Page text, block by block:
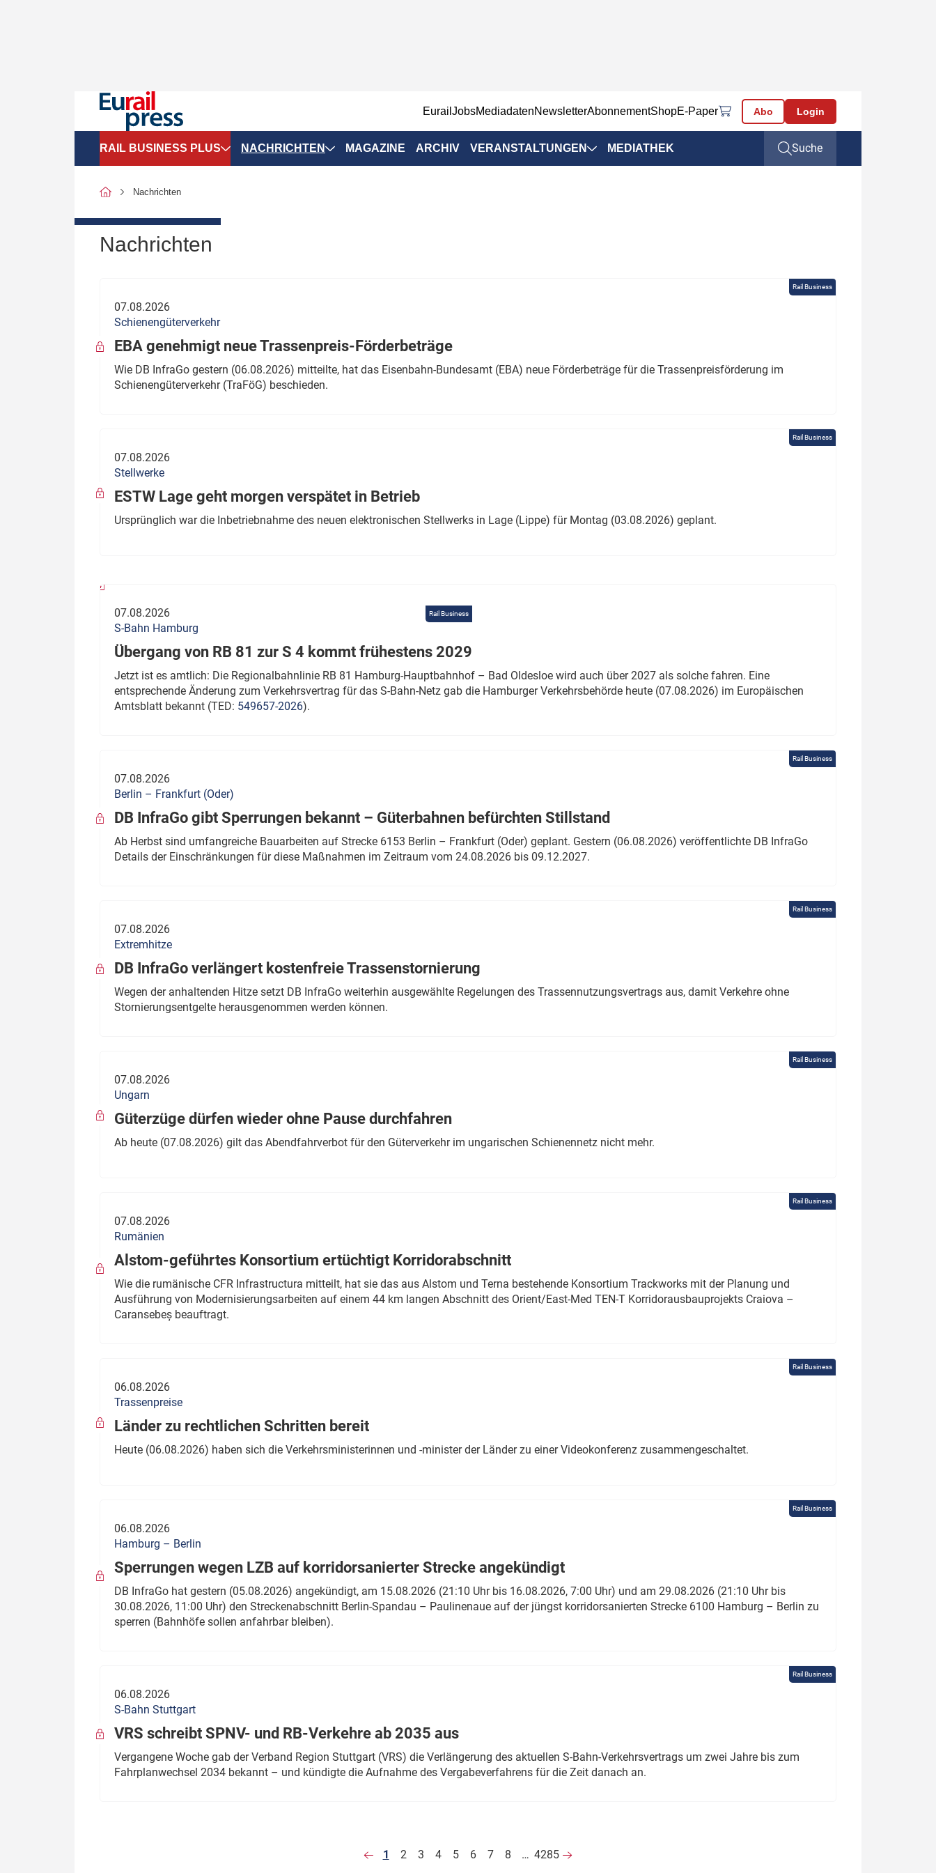
EurailJobsMediadatenNewsletterAbonnementShopE-Paper Abo Login
RAIL BUSINESS PLUS
SPNV-Marktdaten
Politik
Verbände: Wer spricht für
wen?
Thema des Monats
Dossier: Generalsanierung
Dossier: ETCS
NACHRICHTEN
Infrastruktur & Ausrüstung
ÖPNV
MAGAZINE ARCHIV VERANSTALTUNGEN MEDIATHEK Suche
Nachrichten
Nachrichten
Rail Business
07.08.2026
Schienengüterverkehr
EBA genehmigt neue Trassenpreis-Förderbeträge
Wie DB InfraGo gestern (06.08.2026) mitteilte, hat das Eisenbahn-Bundesamt (EBA) neue Förderbeträge für die Trassenpreisförderung im
Schienengüterverkehr (TraFöG) beschieden.
Rail Business
07.08.2026
Stellwerke
ESTW Lage geht morgen verspätet in Betrieb
Ursprünglich war die Inbetriebnahme des neuen elektronischen Stellwerks in Lage (Lippe) für Montag (03.08.2026) geplant.
Rail Business
07.08.2026
S-Bahn Hamburg
Übergang von RB 81 zur S 4 kommt frühestens 2029
Jetzt ist es amtlich: Die Regionalbahnlinie RB 81 Hamburg-Hauptbahnhof – Bad Oldesloe wird auch über 2027 als solche fahren. Eine
entsprechende Änderung zum Verkehrsvertrag für das S-Bahn-Netz gab die Hamburger Verkehrsbehörde heute (07.08.2026) im Europäischen
Amtsblatt bekannt (TED: 549657-2026).
Rail Business
07.08.2026
Berlin – Frankfurt (Oder)
DB InfraGo gibt Sperrungen bekannt – Güterbahnen befürchten Stillstand
Ab Herbst sind umfangreiche Bauarbeiten auf Strecke 6153 Berlin – Frankfurt (Oder) geplant. Gestern (06.08.2026) veröffentlichte DB InfraGo
Details der Einschränkungen für diese Maßnahmen im Zeitraum vom 24.08.2026 bis 09.12.2027.
Rail Business
07.08.2026
Extremhitze
DB InfraGo verlängert kostenfreie Trassenstornierung
Wegen der anhaltenden Hitze setzt DB InfraGo weiterhin ausgewählte Regelungen des Trassennutzungsvertrags aus, damit Verkehre ohne
Stornierungsentgelte herausgenommen werden können.
Rail Business
07.08.2026
Ungarn
Güterzüge dürfen wieder ohne Pause durchfahren
Ab heute (07.08.2026) gilt das Abendfahrverbot für den Güterverkehr im ungarischen Schienennetz nicht mehr.
Rail Business
07.08.2026
Rumänien
Alstom-geführtes Konsortium ertüchtigt Korridorabschnitt
Wie die rumänische CFR Infrastructura mitteilt, hat sie das aus Alstom und Terna bestehende Konsortium Trackworks mit der Planung und
Ausführung von Modernisierungsarbeiten auf einem 44 km langen Abschnitt des Orient/East-Med TEN-T Korridorausbauprojekts Craiova –
Caransebeș beauftragt.
Rail Business
06.08.2026
Trassenpreise
Länder zu rechtlichen Schritten bereit
Heute (06.08.2026) haben sich die Verkehrsministerinnen und -minister der Länder zu einer Videokonferenz zusammengeschaltet.
Rail Business
06.08.2026
Hamburg – Berlin
Sperrungen wegen LZB auf korridorsanierter Strecke angekündigt
DB InfraGo hat gestern (05.08.2026) angekündigt, am 15.08.2026 (21:10 Uhr bis 16.08.2026, 7:00 Uhr) und am 29.08.2026 (21:10 Uhr bis
30.08.2026, 11:00 Uhr) den Streckenabschnitt Berlin-Spandau – Paulinenaue auf der jüngst korridorsanierten Strecke 6100 Hamburg – Berlin zu
sperren (Bahnhöfe sollen anfahrbar bleiben).
Rail Business
06.08.2026
S-Bahn Stuttgart
VRS schreibt SPNV- und RB-Verkehre ab 2035 aus
Vergangene Woche gab der Verband Region Stuttgart (VRS) die Verlängerung des aktuellen S-Bahn-Verkehrsvertrags um zwei Jahre bis zum
Fahrplanwechsel 2034 bekannt – und kündigte die Aufnahme des Vergabeverfahrens für die Zeit danach an.
1 2 3 4 5 6 7 8 … 4285